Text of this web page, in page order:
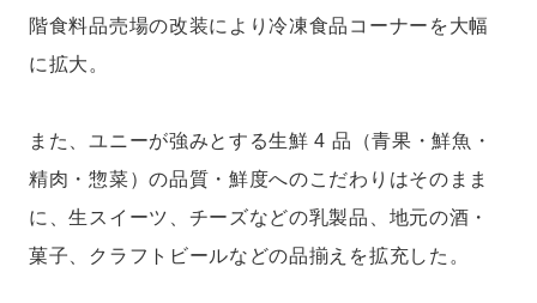
階食料品売場の改装により冷凍食品コーナーを大幅
に拡大。
また、ユニーが強みとする生鮮 4 品（青果・鮮魚・
精肉・惣菜）の品質・鮮度へのこだわりはそのまま
に、生スイーツ、チーズなどの乳製品、地元の酒・
菓子、クラフトビールなどの品揃えを拡充した。